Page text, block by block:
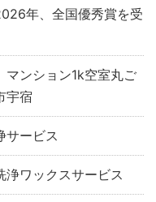
年、全国優秀賞を受
ンション1k空室丸ご
宇宿
ービス
ワックスサービス